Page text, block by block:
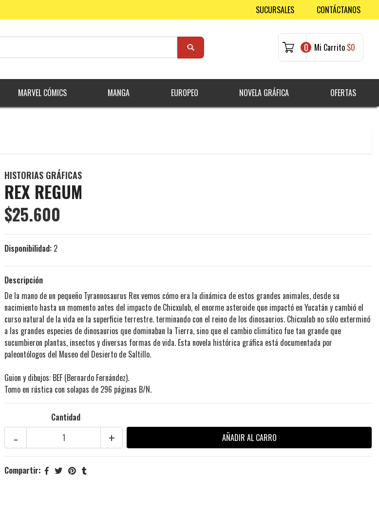
SUCURSALES CONTÁCTANOS
0 Mi Carrito $0
MARVEL CÓMICS MANGA EUROPEO NOVELA GRÁFICA OFERTAS
HISTORIAS GRÁFICAS
REX REGUM
$25.600
Disponibilidad: 2
Descripción
De la mano de un pequeño Tyrannosaurus Rex vemos cómo era la dinámica de estos grandes animales, desde su
nacimiento hasta un momento antes del impacto de Chicxulub, el enorme asteroide que impactó en Yucatán y cambió el
curso natural de la vida en la superficie terrestre. terminando con el reino de los dinosaurios. Chicxulub no sólo exterminó
a las grandes especies de dinosaurios que dominaban la Tierra, sino que el cambio climático fue tan grande que
sucumbieron plantas, insectos y diversas formas de vida. Esta novela histórica gráfica está documentada por
paleontólogos del Museo del Desierto de Saltillo.
Guion y dibujos: BEF (Bernardo Fernández).
Tomo en rústica con solapas de 296 páginas B/N.
Cantidad
+
-
Compartir: